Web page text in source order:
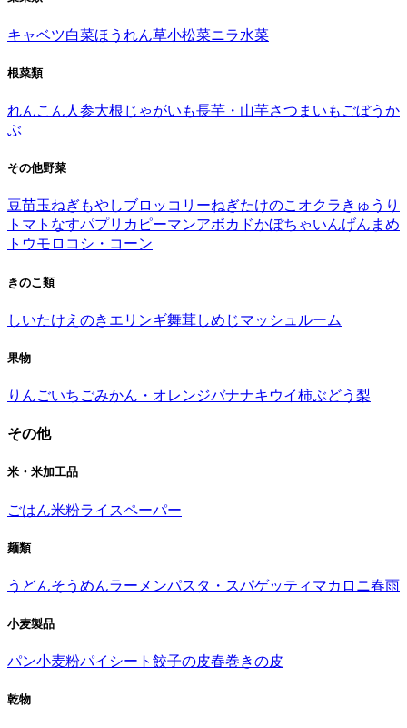
キャベツ白菜ほうれん草小松菜ニラ水菜
根菜類
れんこん 人参大根 じゃがいも長芋・山芋さつまいも ごぼう か
ぶ
その他野菜
豆苗玉ねぎもやしブロッコリーねぎたけのこ オクラ きゅうり
トマト なすパプリカ ピーマンアボカドかぼちゃいんげんまめ
トウモロコシ・コーン
きのこ類
しいたけ えのき エリンギ舞茸しめじマッシュルーム
果物
りんごいちごみかん・オレンジバナナキウイ柿ぶどう 梨
その他
米・米加工品
ごはん米粉ライスペーパー
麺類
うどんそうめんラーメンパスタ・スパゲッティ マカロニ春雨
小麦製品
パン小麦粉パイシート 餃子の皮春巻きの皮
乾物